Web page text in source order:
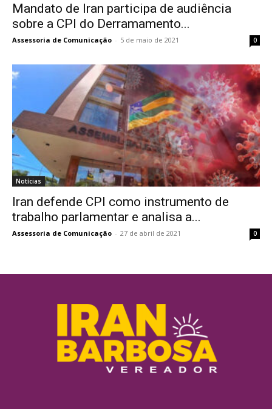
Mandato de Iran participa de audiência
sobre a CPI do Derramamento...
Assessoria de Comunicação - 5 de maio de 2021 0
Notícias
Iran defende CPI como instrumento de
trabalho parlamentar e analisa a...
Assessoria de Comunicação - 27 de abril de 2021 0